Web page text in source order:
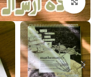
بزرگنمایی تصویر